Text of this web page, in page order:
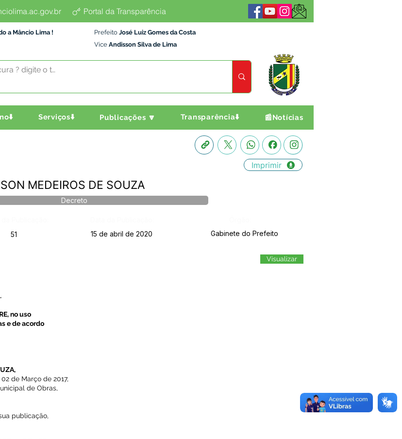
Portal da Transparência
a Mâncio Lima ! Prefeito José Luiz Gomes da Costa
Vice Andisson Silva de Lima
Serviços⬇️ Publicações 🔽 Transparência⬇️ 📰Notícias
Imprimir
MEDEIROS DE SOUZA
Decreto
51 15 de abril de 2020 Gabinete do Prefeito
no uso
e de acordo
de Março de 2017,
de Obras,
publicação,
Visualizar